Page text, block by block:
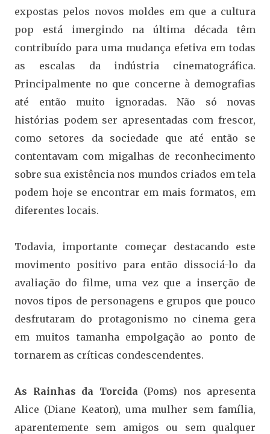
expostas pelos novos moldes em que a cultura
pop está imergindo na última década têm
contribuído para uma mudança efetiva em todas
as escalas da indústria cinematográfica.
Principalmente no que concerne à demografias
até então muito ignoradas. Não só novas
histórias podem ser apresentadas com frescor,
como setores da sociedade que até então se
contentavam com migalhas de reconhecimento
sobre sua existência nos mundos criados em tela
podem hoje se encontrar em mais formatos, em
diferentes locais.
Todavia, importante começar destacando este
movimento positivo para então dissociá-lo da
avaliação do filme, uma vez que a inserção de
novos tipos de personagens e grupos que pouco
desfrutaram do protagonismo no cinema gera
em muitos tamanha empolgação ao ponto de
tornarem as críticas condescendentes.
As Rainhas da Torcida(Poms) nos apresenta
Alice (Diane Keaton), uma mulher sem família,
aparentemente sem amigos ou sem qualquer